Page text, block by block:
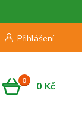
Přihlášení
0 0 Kč